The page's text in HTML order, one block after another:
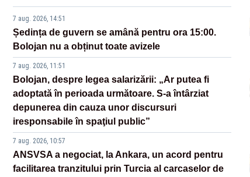
7 aug. 2026, 14:51
Ședința de guvern se amână pentru ora 15:00.
Bolojan nu a obținut toate avizele
7 aug. 2026, 11:51
Bolojan, despre legea salarizării: „Ar putea fi
adoptată în perioada următoare. S-a întârziat
depunerea din cauza unor discursuri
iresponsabile în spaţiul public”
7 aug. 2026, 10:57
ANSVSA a negociat, la Ankara, un acord pentru
facilitarea tranzitului prin Turcia al carcaselor de